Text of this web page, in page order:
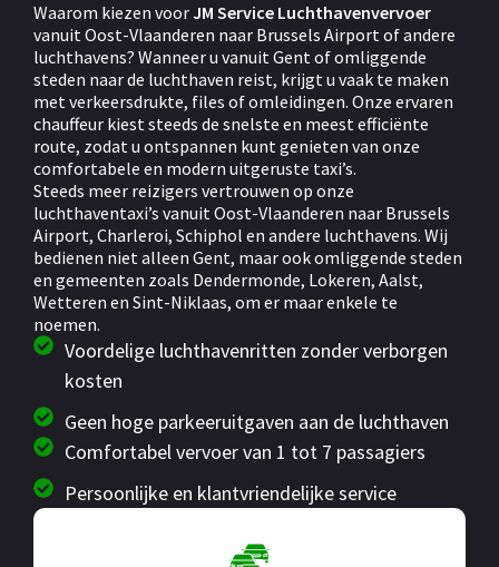
Waarom kiezen voorJM Service Luchthavenvervoer
vanuit Oost-Vlaanderen naar Brussels Airport of andere
luchthavens? Wanneer u vanuit Gent of omliggende
steden naar de luchthaven reist, krijgt u vaak te maken
met verkeersdrukte, files of omleidingen. Onze ervaren
chauffeur kiest steeds de snelste en meest efficiënte
route, zodat u ontspannen kunt genieten van onze
comfortabele en modern uitgeruste taxi’s.
Steeds meer reizigers vertrouwen op onze
luchthaventaxi’s vanuit Oost-Vlaanderen naar Brussels
Airport, Charleroi, Schiphol en andere luchthavens. Wij
bedienen niet alleen Gent, maar ook omliggende steden
en gemeenten zoals Dendermonde, Lokeren, Aalst,
Wetteren en Sint-Niklaas, om er maar enkele te
noemen.
Voordelige luchthavenritten zonder verborgen
kosten
Geen hoge parkeeruitgaven aan de luchthaven
Comfortabel vervoer van 1 tot 7 passagiers
Persoonlijke en klantvriendelijke service